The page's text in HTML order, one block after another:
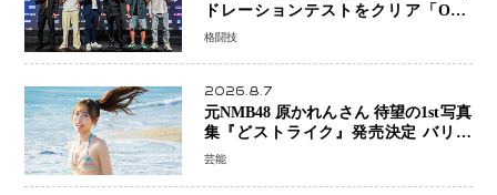
ドレーションテストをクリア「ONE
SAMURAI 2」決戦へ万全の準備整う
格闘技
2026.8.7
元NMB48 原かれんさん 待望の1st写真
集『どストライク』発売決定 バリで
魅せる25歳の新境地
芸能